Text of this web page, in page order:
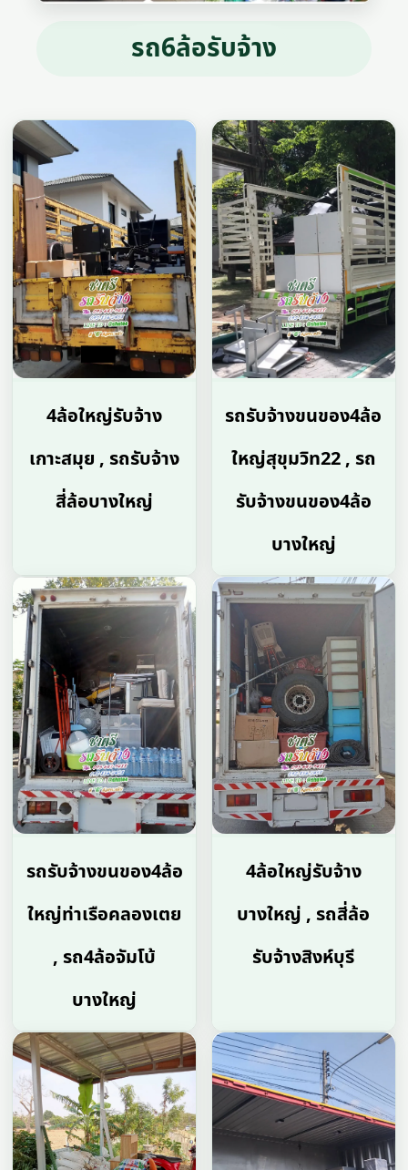
รถ6ล้อรับจ้าง
4ล้อใหญ่รับจ้าง
เกาะสมุย , รถรับจ้าง
สี่ล้อบางใหญ่
รถรับจ้างขนของ4ล้อ
ใหญ่สุขุมวิท22 , รถ
รับจ้างขนของ4ล้อ
บางใหญ่
รถรับจ้างขนของ4ล้อ
ใหญ่ท่าเรือคลองเตย
, รถ4ล้อจัมโบ้
บางใหญ่
4ล้อใหญ่รับจ้าง
บางใหญ่ , รถสี่ล้อ
รับจ้างสิงห์บุรี